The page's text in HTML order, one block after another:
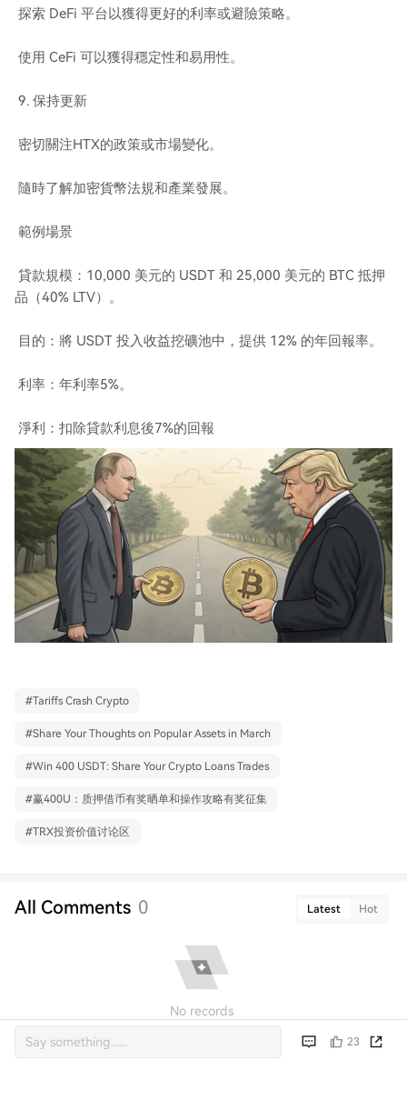
探索 DeFi 平台以獲得更好的利率或避險策略。
使用 CeFi 可以獲得穩定性和易用性。
9. 保持更新
密切關注HTX的政策或市場變化。
隨時了解加密貨幣法規和產業發展。
範例場景
貸款規模：10,000 美元的 USDT 和 25,000 美元的 BTC 抵押
品（40% LTV）。
目的：將 USDT 投入收益挖礦池中，提供 12% 的年回報率。
利率：年利率5%。
淨利：扣除貸款利息後7%的回報
#Tariffs Crash Crypto
#Share Your Thoughts on Popular Assets in March
#Win 400 USDT: Share Your Crypto Loans Trades
#赢400U：质押借币有奖晒单和操作攻略有奖征集
#TRX投资价值讨论区
All Comments 0 Latest Hot
No records
23